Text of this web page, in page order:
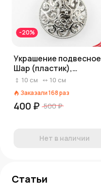
-20%
Украшение подвесное
Шар (пластик),
10х10х2см, серебряный
10 см 10 см
Заказали168раз
400 ₽ 500 ₽
Нет в наличии
Статьи